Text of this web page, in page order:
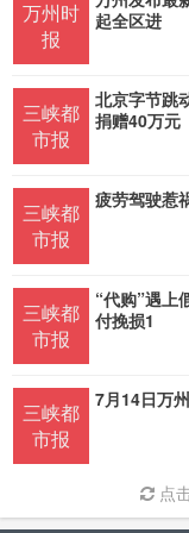
万州时
报
起全区进
三峡都
市报
北京字节跳
捐赠40万元
三峡都
市报
疲劳驾驶惹
三峡都
市报
“代购”遇上
付挽损1
三峡都
市报
7月14日万
点